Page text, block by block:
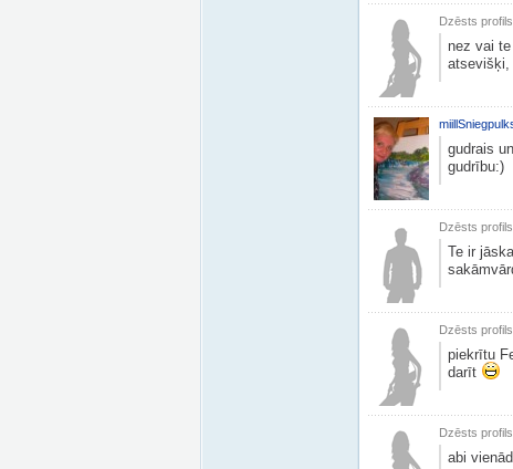
Dzēsts profils
nez vai
atsevišķi,
gudrais
gudrību:)
Dzēsts profils
Te ir
Dzēsts profils
piekrītu
darīt
Dzēsts profils
abi